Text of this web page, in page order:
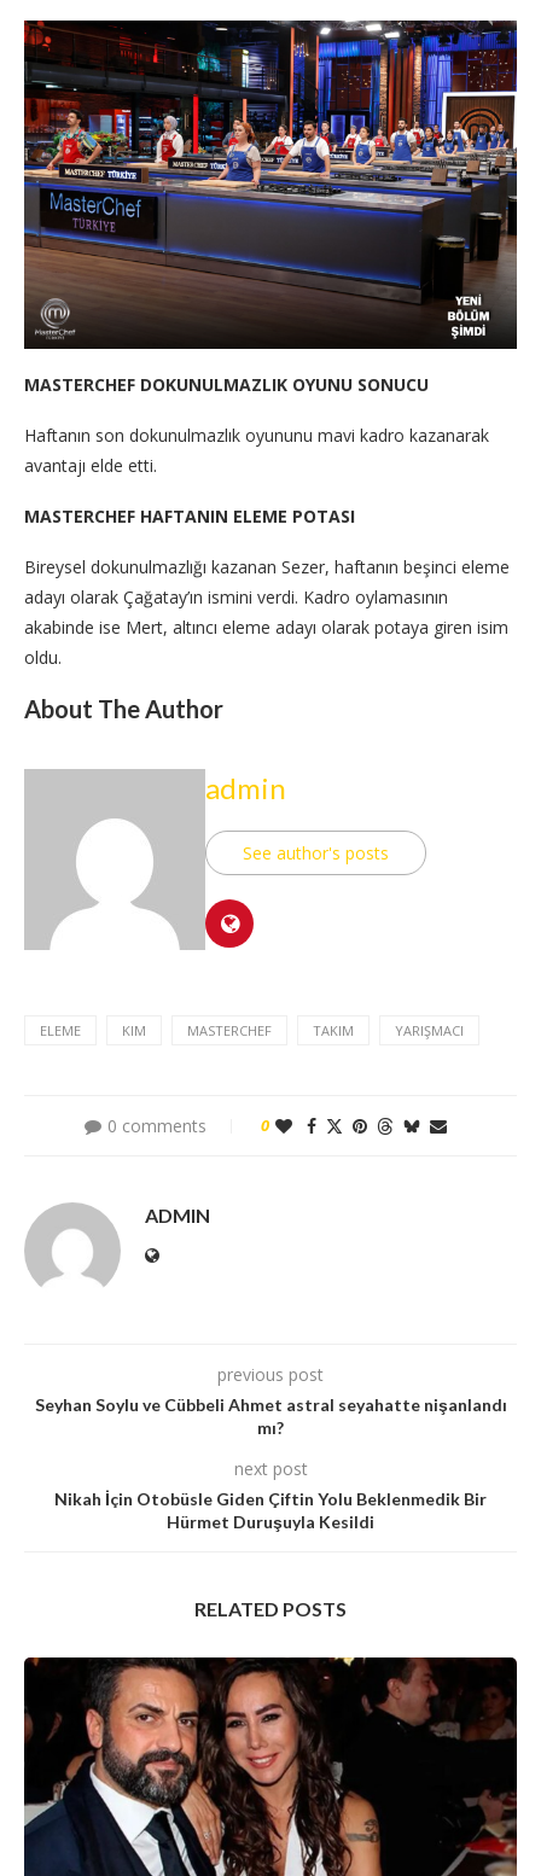
MASTERCHEF DOKUNULMAZLIK OYUNU SONUCU
Haftanın son dokunulmazlık oyununu mavi kadro kazanarak
avantajı elde etti.
MASTERCHEF HAFTANIN ELEME POTASI
Bireysel dokunulmazlığı kazanan Sezer, haftanın beşinci eleme
adayı olarak Çağatay’ın ismini verdi. Kadro oylamasının
akabinde ise Mert, altıncı eleme adayı olarak potaya giren isim
oldu.
About The Author
admin
See author's posts
ELEME KIM MASTERCHEF TAKIM YARIŞMACI
0 comments 0
ADMIN
previous post
Seyhan Soylu ve Cübbeli Ahmet astral seyahatte nişanlandı
mı?
next post
Nikah İçin Otobüsle Giden Çiftin Yolu Beklenmedik Bir
Hürmet Duruşuyla Kesildi
RELATED POSTS